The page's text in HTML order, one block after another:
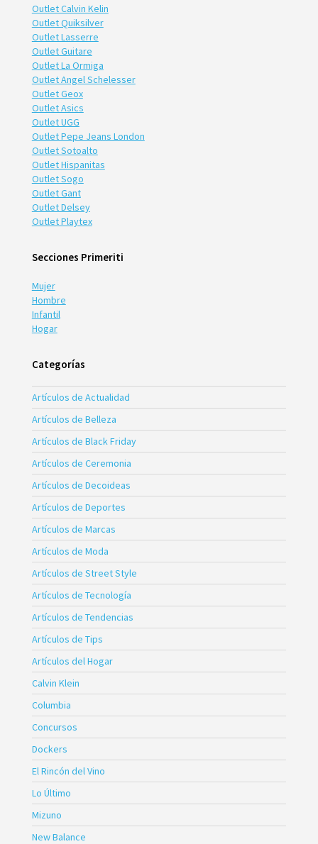
Outlet Calvin Kelin
Outlet Quiksilver
Outlet Lasserre
Outlet Guitare
Outlet La Ormiga
Outlet Angel Schelesser
Outlet Geox
Outlet Asics
Outlet UGG
Outlet Pepe Jeans London
Outlet Sotoalto
Outlet Hispanitas
Outlet Sogo
Outlet Gant
Outlet Delsey
Outlet Playtex
Secciones Primeriti
Mujer
Hombre
Infantil
Hogar
Categorías
Artículos de Actualidad
Artículos de Belleza
Artículos de Black Friday
Artículos de Ceremonia
Artículos de Decoideas
Artículos de Deportes
Artículos de Marcas
Artículos de Moda
Artículos de Street Style
Artículos de Tecnología
Artículos de Tendencias
Artículos de Tips
Artículos del Hogar
Calvin Klein
Columbia
Concursos
Dockers
El Rincón del Vino
Lo Último
Mizuno
New Balance